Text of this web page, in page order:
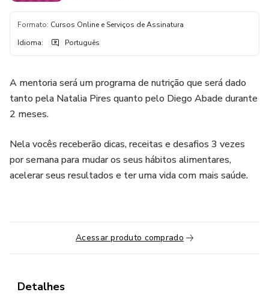
Formato: Cursos Online e Serviços de Assinatura
Idioma: Português
A mentoria será um programa de nutrição que será dado
tanto pela Natalia Pires quanto pelo Diego Abade durante
2 meses.
Nela vocês receberão dicas, receitas e desafios 3 vezes
por semana para mudar os seus hábitos alimentares,
acelerar seus resultados e ter uma vida com mais saúde.
Acessar produto comprado
Detalhes